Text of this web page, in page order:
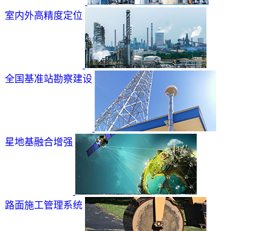
室内外高精度定位
全国基准站勘察建设
星地基融合增强
路面施工管理系统